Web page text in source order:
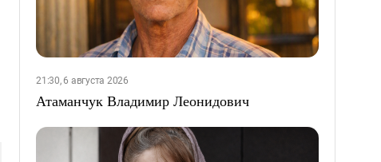
21:30, 6 августа 2026
Атаманчук Владимир Леонидович